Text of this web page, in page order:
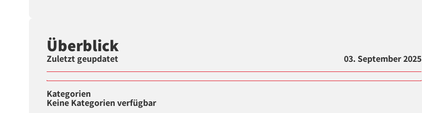
Überblick
Zuletzt geupdatet 03. September 2025
Kategorien
Keine Kategorien verfügbar